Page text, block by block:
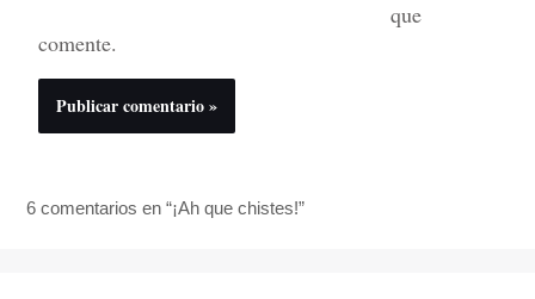
que
comente.
6 comentarios en “¡Ah que chistes!”